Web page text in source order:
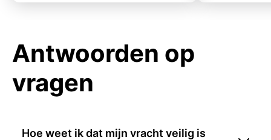
Antwoorden op
vragen
Hoe weet ik dat mijn vracht veilig is